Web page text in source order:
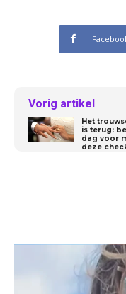
Vorig artikel
Het
is terug:
dag voor
deze